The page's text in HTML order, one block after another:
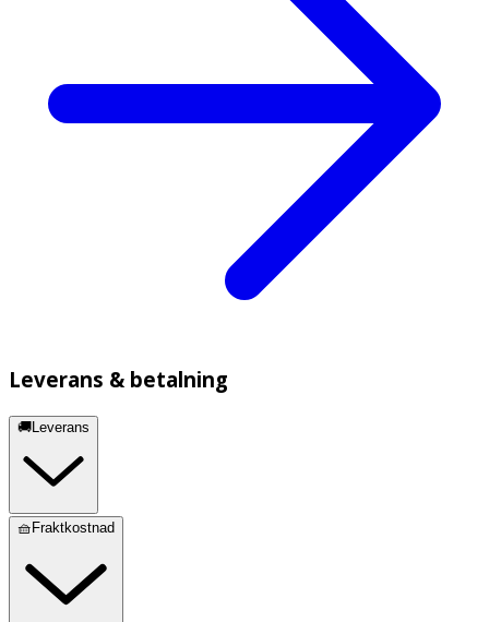
Leverans & betalning
🚚Leverans
🧺Fraktkostnad